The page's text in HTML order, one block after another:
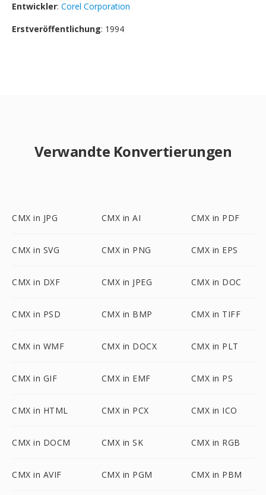
Entwickler: Corel Corporation
Erstveröffentlichung: 1994
Verwandte Konvertierungen
CMX in JPG CMX in AI CMX in PDF
CMX in SVG CMX in PNG CMX in EPS
CMX in DXF CMX in JPEG CMX in DOC
CMX in PSD CMX in BMP CMX in TIFF
CMX in WMF CMX in DOCX CMX in PLT
CMX in GIF CMX in EMF CMX in PS
CMX in HTML CMX in PCX CMX in ICO
CMX in DOCM CMX in SK CMX in RGB
CMX in AVIF CMX in PGM CMX in PBM